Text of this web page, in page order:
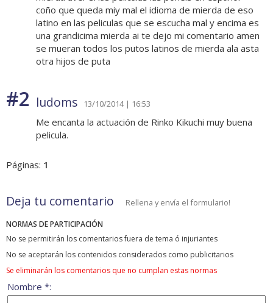
coño que queda miy mal el idioma de mierda de eso
latino en las peliculas que se escucha mal y encima es
una grandicima mierda ai te dejo mi comentario amen
se mueran todos los putos latinos de mierda ala asta
otra hijos de puta
#2 ludoms 13/10/2014 | 16:53
Me encanta la actuación de Rinko Kikuchi muy buena
pelicula.
Páginas: 1
Deja tu comentario Rellena y envía el formulario!
NORMAS DE PARTICIPACIÓN
No se permitirán los comentarios fuera de tema ó injuriantes
No se aceptarán los contenidos considerados como publicitarios
Se eliminarán los comentarios que no cumplan estas normas
Nombre *: